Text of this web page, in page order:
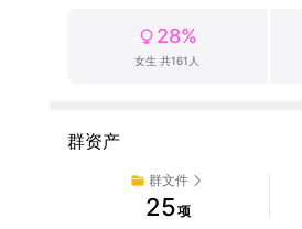
28%
女生 共161人
群资产
群文件
25项